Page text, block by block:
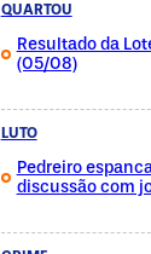
QUARTOU
Resultado da
(05/08)
LUTO
Pedreiro
discussão com